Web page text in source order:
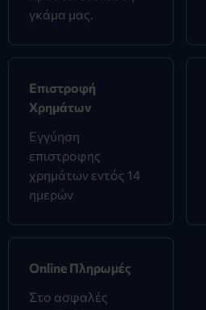
γκάμα μας.
Επιστροφή
Χρημάτων
Εγγύηση
επιστροφης
χρημάτων εντός 14
ημερών
Online Πληρωμές
Στο ασφαλές